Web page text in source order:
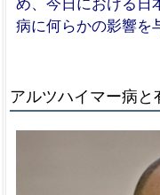
め、今日における日
病に何らかの影響を
アルツハイマー病